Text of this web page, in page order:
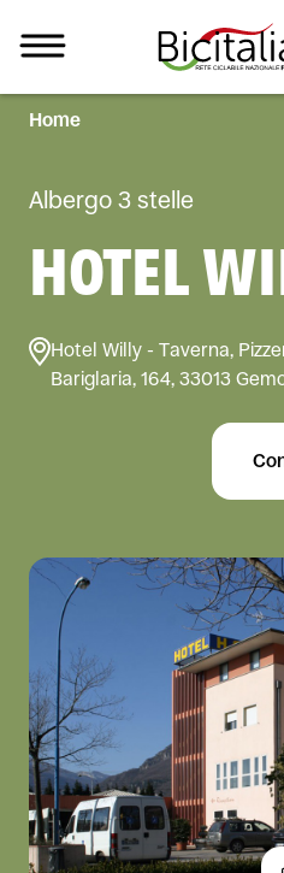
TUTTO
Home
Albergo 3 stelle
HOTEL
Hotel Willy - Taverna,
Bariglaria, 164, 33013